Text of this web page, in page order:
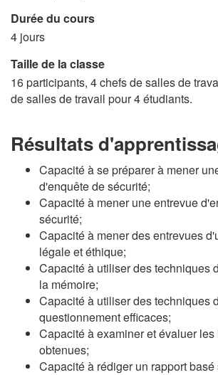
Durée du cours
4 jours
Taille de la classe
16 participants, 4 chefs de salles de
de salles de travail pour 4 étudiants.
Résultats
Capacité à se préparer à mener
d'enquête de sécurité;
Capacité à mener une entrevue
sécurité;
Capacité à mener des entrevues
légale et éthique;
Capacité à utiliser des techniques
la mémoire;
Capacité à utiliser des techniques
questionnement efficaces;
Capacité à examiner et évaluer
obtenues;
Capacité à rédiger un rapport basé